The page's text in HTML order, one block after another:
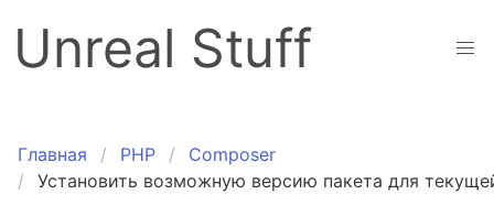
Unreal Stuff
Главная PHP
Composer
Установить возможную версию пакета для